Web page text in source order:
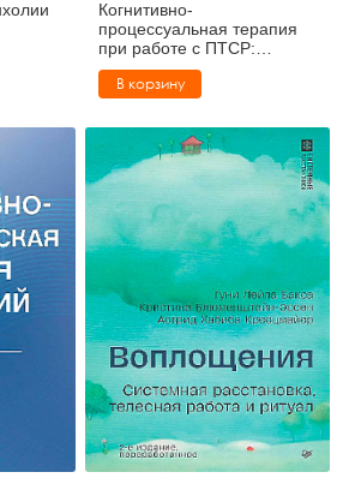
Когнитивно-
процессуальная терапия
при работе с ПТСР:
руководство по
самопомощи
В корзину